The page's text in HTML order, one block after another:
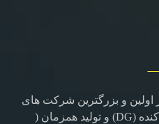
اولین و بزرگترین شرکت های
پیمانکاری نیروگاه های تولید پراکنده (DG) و تولید همزمان (